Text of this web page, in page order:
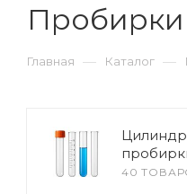
Пробирки
Главная — Каталог —
40